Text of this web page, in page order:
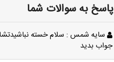
پاسخ به سوالات شما
سايه شمس : سلام خسته
جواب بديد